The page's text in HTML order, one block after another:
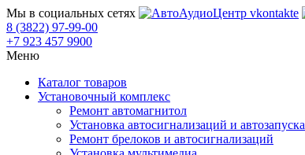
Мы в социальных сетях
8 (3822) 97-99-00
+7 923 457 9900
Меню
Каталог товаров
Установочный комплекс
Ремонт автомагнитол
Установка автосигнализаций и автозапуска
Ремонт брелоков и автосигнализаций